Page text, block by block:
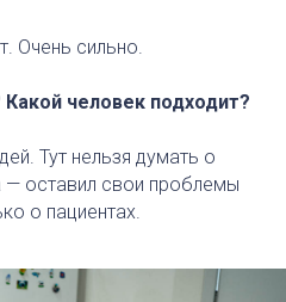
Очень сильно.
человек подходит?
Тут нельзя думать о
оставил свои проблемы
о пациентах.